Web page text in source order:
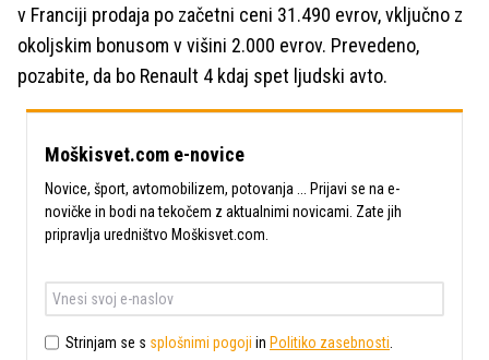
v Franciji prodaja po začetni ceni 31.490 evrov, vključno z
okoljskim bonusom v višini 2.000 evrov. Prevedeno,
pozabite, da bo Renault 4 kdaj spet ljudski avto.
Moškisvet.com e-novice
Novice, šport, avtomobilizem, potovanja ... Prijavi se na e-
novičke in bodi na tekočem z aktualnimi novicami. Zate jih
pripravlja uredništvo Moškisvet.com.
Strinjam se s splošnimi pogoji in Politiko zasebnosti